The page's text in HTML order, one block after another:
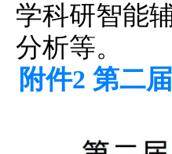
学科研智能
分析等。
附件2 第二届